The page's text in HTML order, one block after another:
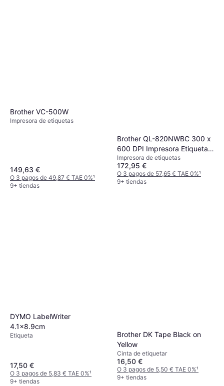
Brother VC-500W
Impresora de etiquetas
149,63 €
O 3 pagos de 49,87 € TAE 0%¹
9+ tiendas
Brother QL-820NWBC 300 x
600 DPI Impresora Etiquetas
Wifi
Impresora de etiquetas
172,95 €
O 3 pagos de 57,65 € TAE 0%¹
9+ tiendas
DYMO LabelWriter
4.1x8.9cm
Etiqueta
17,50 €
O 3 pagos de 5,83 € TAE 0%¹
9+ tiendas
Brother DK Tape Black on
Yellow
Cinta de etiquetar
16,50 €
O 3 pagos de 5,50 € TAE 0%¹
9+ tiendas